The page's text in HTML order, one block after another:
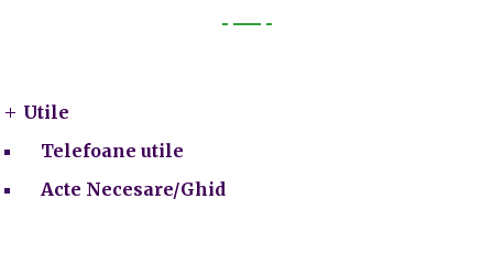
Utile
Telefoane utile
Acte Necesare/Ghid